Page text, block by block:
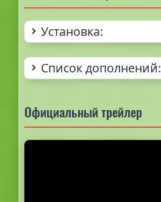
Установка:
Список дополнений:
Официальный трейлер